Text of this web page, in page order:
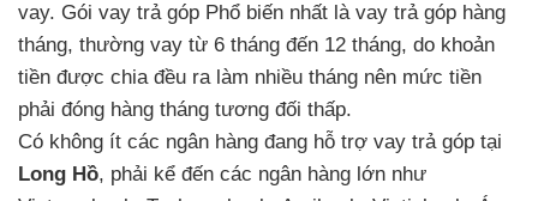
vay. Gói vay trả góp Phổ biến nhất là vay trả góp hàng
tháng, thường vay từ 6 tháng đến 12 tháng, do khoản
tiền được chia đều ra làm nhiều tháng nên mức tiền
phải đóng hàng tháng tương đối thấp.
Có không ít các ngân hàng đang hỗ trợ vay trả góp tại
Long Hồ, phải kể đến các ngân hàng lớn như